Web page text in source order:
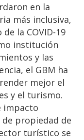
en la
más inclusiva,
la COVID-19
institución
y las
el GBM ha
mejor el
y el turismo.
impacto
propiedad de
turístico se